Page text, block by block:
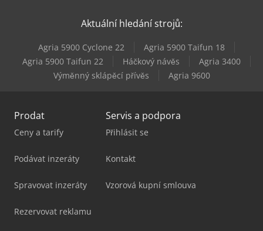
Scherer Feinbau Vdz 220 / Ds
Vw Lt
Weiler Commodor 180 Gsd
Aktuální hledání strojů:
Agria 5900 Cyclone 22
Agria 5900 Taifun 18
Agria 5900 Taifun 22
Háčkový návěs
Agria 3400
Výměnný sklápěcí přívěs
Agria 9600
Prodat
Ceny a tarify
Podávat inzeráty
Spravovat inzeráty
Rezervovat reklamu
Servis a podpora
Přihlásit se
Kontakt
Vzorová kupní smlouva